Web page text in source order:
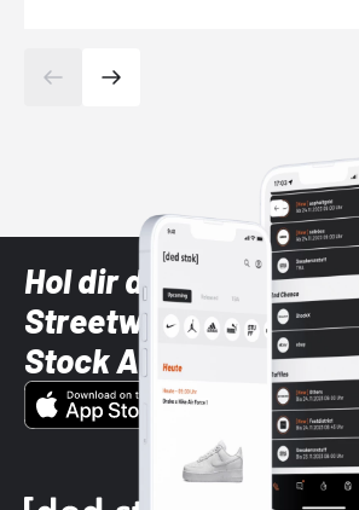
Hol dir die neuesten
Streetwear-Brands
Stock App